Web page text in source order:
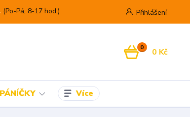
Přihlášení
(Po-Pá, 8-17 hod.)
0 0 Kč
Více